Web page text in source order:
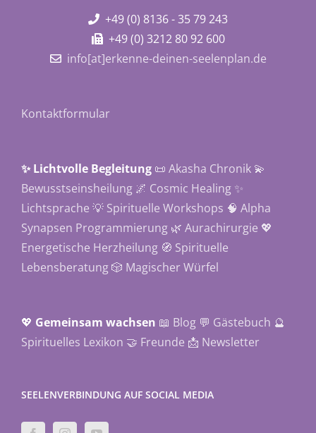
+49 (0) 8136 - 35 79 243
+49 (0) 3212 80 92 600
info[at]erkenne-deinen-seelenplan.de
Kontaktformular
✨ Lichtvolle Begleitung 📜 Akasha Chronik 💫
Bewusstseinsheilung 🌌 Cosmic Healing ✨
Lichtsprache 💡 Spirituelle Workshops 🧠 Alpha
Synapsen Programmierung 🌿 Aurachirurgie 💖
Energetische Herzheilung 🧭 Spirituelle
Lebensberatung🎲 Magischer Würfel
💖 Gemeinsam wachsen 📖 Blog 💬 Gästebuch 🔮
Spirituelles Lexikon 🤝 Freunde 📩 Newsletter
SEELENVERBINDUNG AUF SOCIAL MEDIA